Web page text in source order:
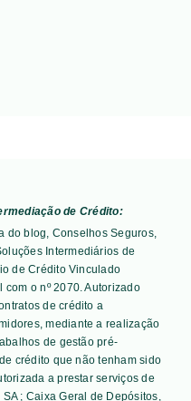
de Crédito:
do blog, Conselhos Seguros,
Intermediários de
de Crédito Vinculado
o nº 2070. Autorizado
de crédito a
mediante a realização
de gestão pré-
crédito que não tenham sido
a prestar serviços de
; Caixa Geral de Depósitos,